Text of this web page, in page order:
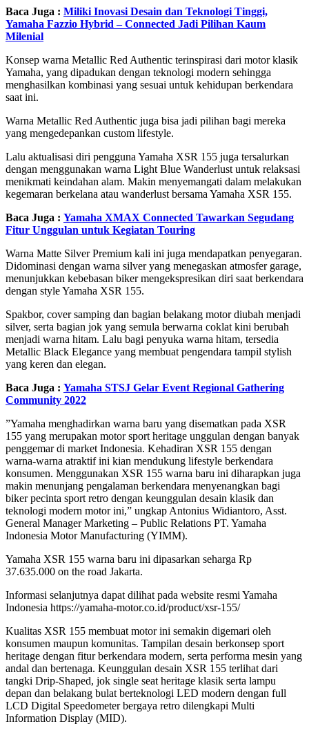
Baca Juga : Miliki Inovasi Desain dan Teknologi Tinggi,
Yamaha Fazzio Hybrid – Connected Jadi Pilihan Kaum
Milenial
Konsep warna Metallic Red Authentic terinspirasi dari motor klasik
Yamaha, yang dipadukan dengan teknologi modern sehingga
menghasilkan kombinasi yang sesuai untuk kehidupan berkendara
saat ini.
Warna Metallic Red Authentic juga bisa jadi pilihan bagi mereka
yang mengedepankan custom lifestyle.
Lalu aktualisasi diri pengguna Yamaha XSR 155 juga tersalurkan
dengan menggunakan warna Light Blue Wanderlust untuk relaksasi
menikmati keindahan alam. Makin menyemangati dalam melakukan
kegemaran berkelana atau wanderlust bersama Yamaha XSR 155.
Baca Juga : Yamaha XMAX Connected Tawarkan Segudang
Fitur Unggulan untuk Kegiatan Touring
Warna Matte Silver Premium kali ini juga mendapatkan penyegaran.
Didominasi dengan warna silver yang menegaskan atmosfer garage,
menunjukkan kebebasan biker mengekspresikan diri saat berkendara
dengan style Yamaha XSR 155.
Spakbor, cover samping dan bagian belakang motor diubah menjadi
silver, serta bagian jok yang semula berwarna coklat kini berubah
menjadi warna hitam. Lalu bagi penyuka warna hitam, tersedia
Metallic Black Elegance yang membuat pengendara tampil stylish
yang keren dan elegan.
Baca Juga : Yamaha STSJ Gelar Event Regional Gathering
Community 2022
”Yamaha menghadirkan warna baru yang disematkan pada XSR
155 yang merupakan motor sport heritage unggulan dengan banyak
penggemar di market Indonesia. Kehadiran XSR 155 dengan
warna-warna atraktif ini kian mendukung lifestyle berkendara
konsumen. Menggunakan XSR 155 warna baru ini diharapkan juga
makin menunjang pengalaman berkendara menyenangkan bagi
biker pecinta sport retro dengan keunggulan desain klasik dan
teknologi modern motor ini,” ungkap Antonius Widiantoro, Asst.
General Manager Marketing – Public Relations PT. Yamaha
Indonesia Motor Manufacturing (YIMM).
Yamaha XSR 155 warna baru ini dipasarkan seharga Rp
37.635.000 on the road Jakarta.
Informasi selanjutnya dapat dilihat pada website resmi Yamaha
Indonesia https://yamaha-motor.co.id/product/xsr-155/
Kualitas XSR 155 membuat motor ini semakin digemari oleh
konsumen maupun komunitas. Tampilan desain berkonsep sport
heritage dengan fitur berkendara modern, serta performa mesin yang
andal dan bertenaga. Keunggulan desain XSR 155 terlihat dari
tangki Drip-Shaped, jok single seat heritage klasik serta lampu
depan dan belakang bulat berteknologi LED modern dengan full
LCD Digital Speedometer bergaya retro dilengkapi Multi
Information Display (MID).